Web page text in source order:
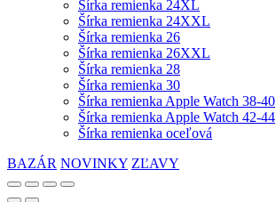
Šírka remienka 24XL
Šírka remienka 24XXL
Šírka remienka 26
Šírka remienka 26XXL
Šírka remienka 28
Šírka remienka 30
Šírka remienka Apple Watch 38-40
Šírka remienka Apple Watch 42-44
Šírka remienka oceľová
BAZÁR NOVINKY ZĽAVY